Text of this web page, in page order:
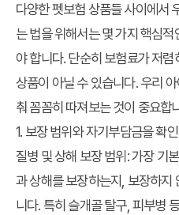
다양한 펫보험 상품들 사이에서
는 법을 위해서는 몇 가지 핵심
야 합니다. 단순히 보험료가 저
상품이 아닐 수 있습니다. 우리
춰 꼼꼼히 따져보는 것이 중요합
1. 보장 범위와 자기부담금을 확
질병 및 상해 보장 범위:가장 기
과 상해를 보장하는지, 보장하지
니다. 특히 슬개골 탈구, 피부병